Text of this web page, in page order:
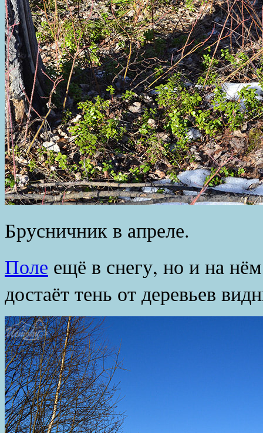
Брусничник в апреле.
Поле ещё в снегу, но и на
достаёт тень от деревьев